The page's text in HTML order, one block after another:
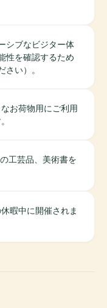
シブなビジター体
性を確認するため
さい）。
お荷物用にご利用
工芸品、美術書を
暇中に開催されま